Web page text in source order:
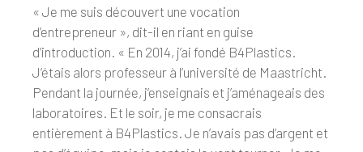
« Je me suis découvert une vocation
d’entrepreneur », dit-il en riant en guise
d’introduction. « En 2014, j’ai fondé B4Plastics.
J’étais alors professeur à l’université de Maastricht.
Pendant la journée, j’enseignais et j’aménageais des
laboratoires. Et le soir, je me consacrais
entièrement à B4Plastics. Je n’avais pas d’argent et